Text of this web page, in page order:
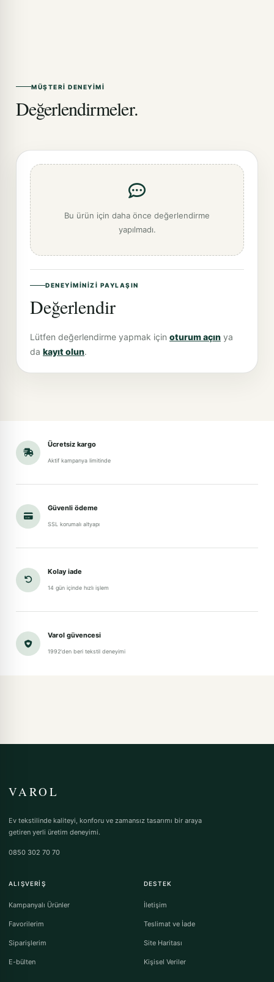
MÜŞTERI DENEYIMI
Değerlendirmeler.
Bu ürün için daha önce değerlendirme
yapılmadı.
DENEYIMINIZI PAYLAŞIN
Değerlendir
Lütfen değerlendirme yapmak için oturum açın ya
da kayıt olun.
Ücretsiz kargo
Aktif kampanya limitinde
Güvenli ödeme
SSL korumalı altyapı
Kolay iade
14 gün içinde hızlı işlem
Varol güvencesi
1992'den beri tekstil deneyimi
VAROL
Ev tekstilinde kaliteyi, konforu ve zamansız tasarımı bir araya
getiren yerli üretim deneyimi.
0850 302 70 70
ALIŞVERIŞ
Kampanyalı Ürünler
Favorilerim
Siparişlerim
E-bülten
DESTEK
İletişim
Teslimat ve İade
Site Haritası
Kişisel Veriler